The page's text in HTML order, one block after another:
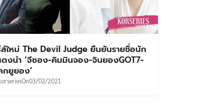
ใหม่ The Devil Judge ยืนยันรายชื่อนัก
งนำ ‘จีซอง-คิมมินจอง-จินยองGOT7-
ยูยอง’
On03/02/2021